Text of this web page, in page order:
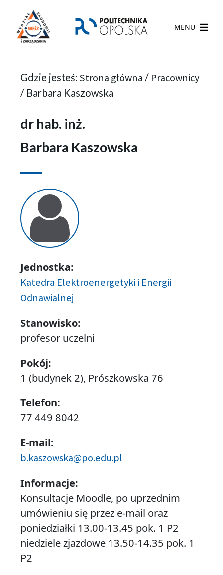
MENU
Gdzie jesteś: Strona główna / Pracownicy
/ Barbara Kaszowska
dr hab. inż.
Barbara Kaszowska
Jednostka:
Katedra Elektroenergetyki i Energii
Odnawialnej
Stanowisko:
profesor uczelni
Pokój:
1 (budynek 2), Prószkowska 76
Telefon:
77 449 8042
E-mail:
b.kaszowska@po.edu.pl
Informacje:
Konsultacje Moodle, po uprzednim
umówieniu się przez e-mail oraz
poniedziałki 13.00-13.45 pok. 1 P2
niedziele zjazdowe 13.50-14.35 pok. 1
P2